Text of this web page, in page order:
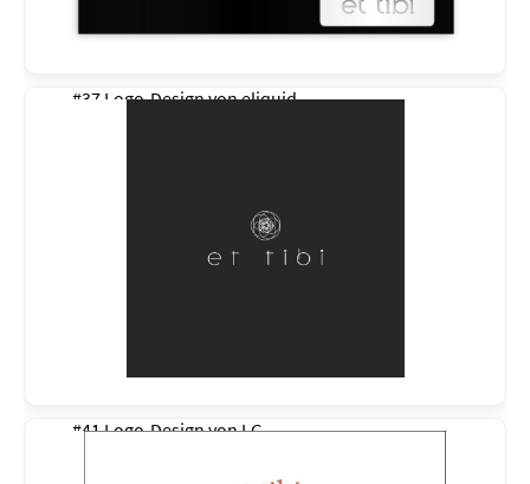
#37 Logo-Design voneliquid
#41 Logo-Design vonLG